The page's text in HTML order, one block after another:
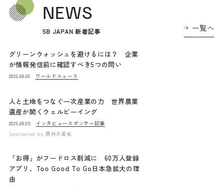
NEWS
SB JAPAN 新着記事 一覧へ
グリーンウォッシュを避けるには？ 企業
が情報発信前に確認すべき5つの問い
2026.08.06 ワールドニュース
人と土地をつなぐ一次産業の力 世界農業
遺産が開くウェルビーイング
2026.08.05 インタビュー スポンサー記事
Sponsored by 農林水産省
「お得」がフードロス削減に 60万人登録
アプリ、Too Good To Go日本急拡大の理
由